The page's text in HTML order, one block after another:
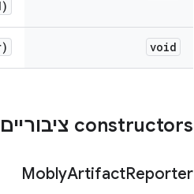
void
‫constructors ציבוריים
MoblyArtifactReporter